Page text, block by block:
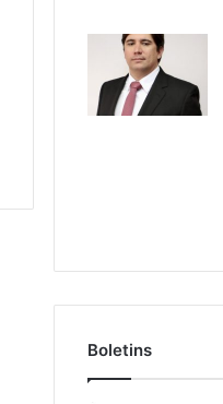
Boletins